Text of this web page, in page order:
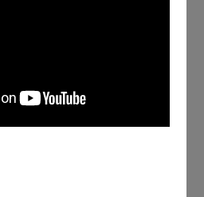
談身份以及語言切換的片段將被
不演出來，就永遠不會被看見。
些來自過去的作品，不斷對觀眾
去卻不曾離開的歷史，也邀請大
能演的戲嗎？